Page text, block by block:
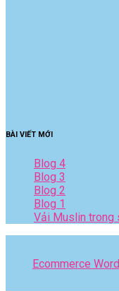
BÀI VIẾT MỚI
Blog 4
Blog 3
Blog 2
Blog 1
Vải Muslin trong
Ecommerce